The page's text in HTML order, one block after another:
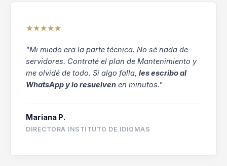
★★★★★
"Mi miedo era la parte técnica. No sé nada de
servidores. Contraté el plan de Mantenimiento y
me olvidé de todo. Si algo falla, les escribo al
WhatsApp y lo resuelven en minutos."
Mariana P.
DIRECTORA INSTITUTO DE IDIOMAS